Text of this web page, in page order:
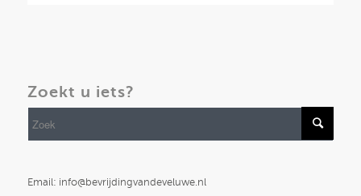
Zoekt u iets?
Email: info@bevrijdingvandeveluwe.nl